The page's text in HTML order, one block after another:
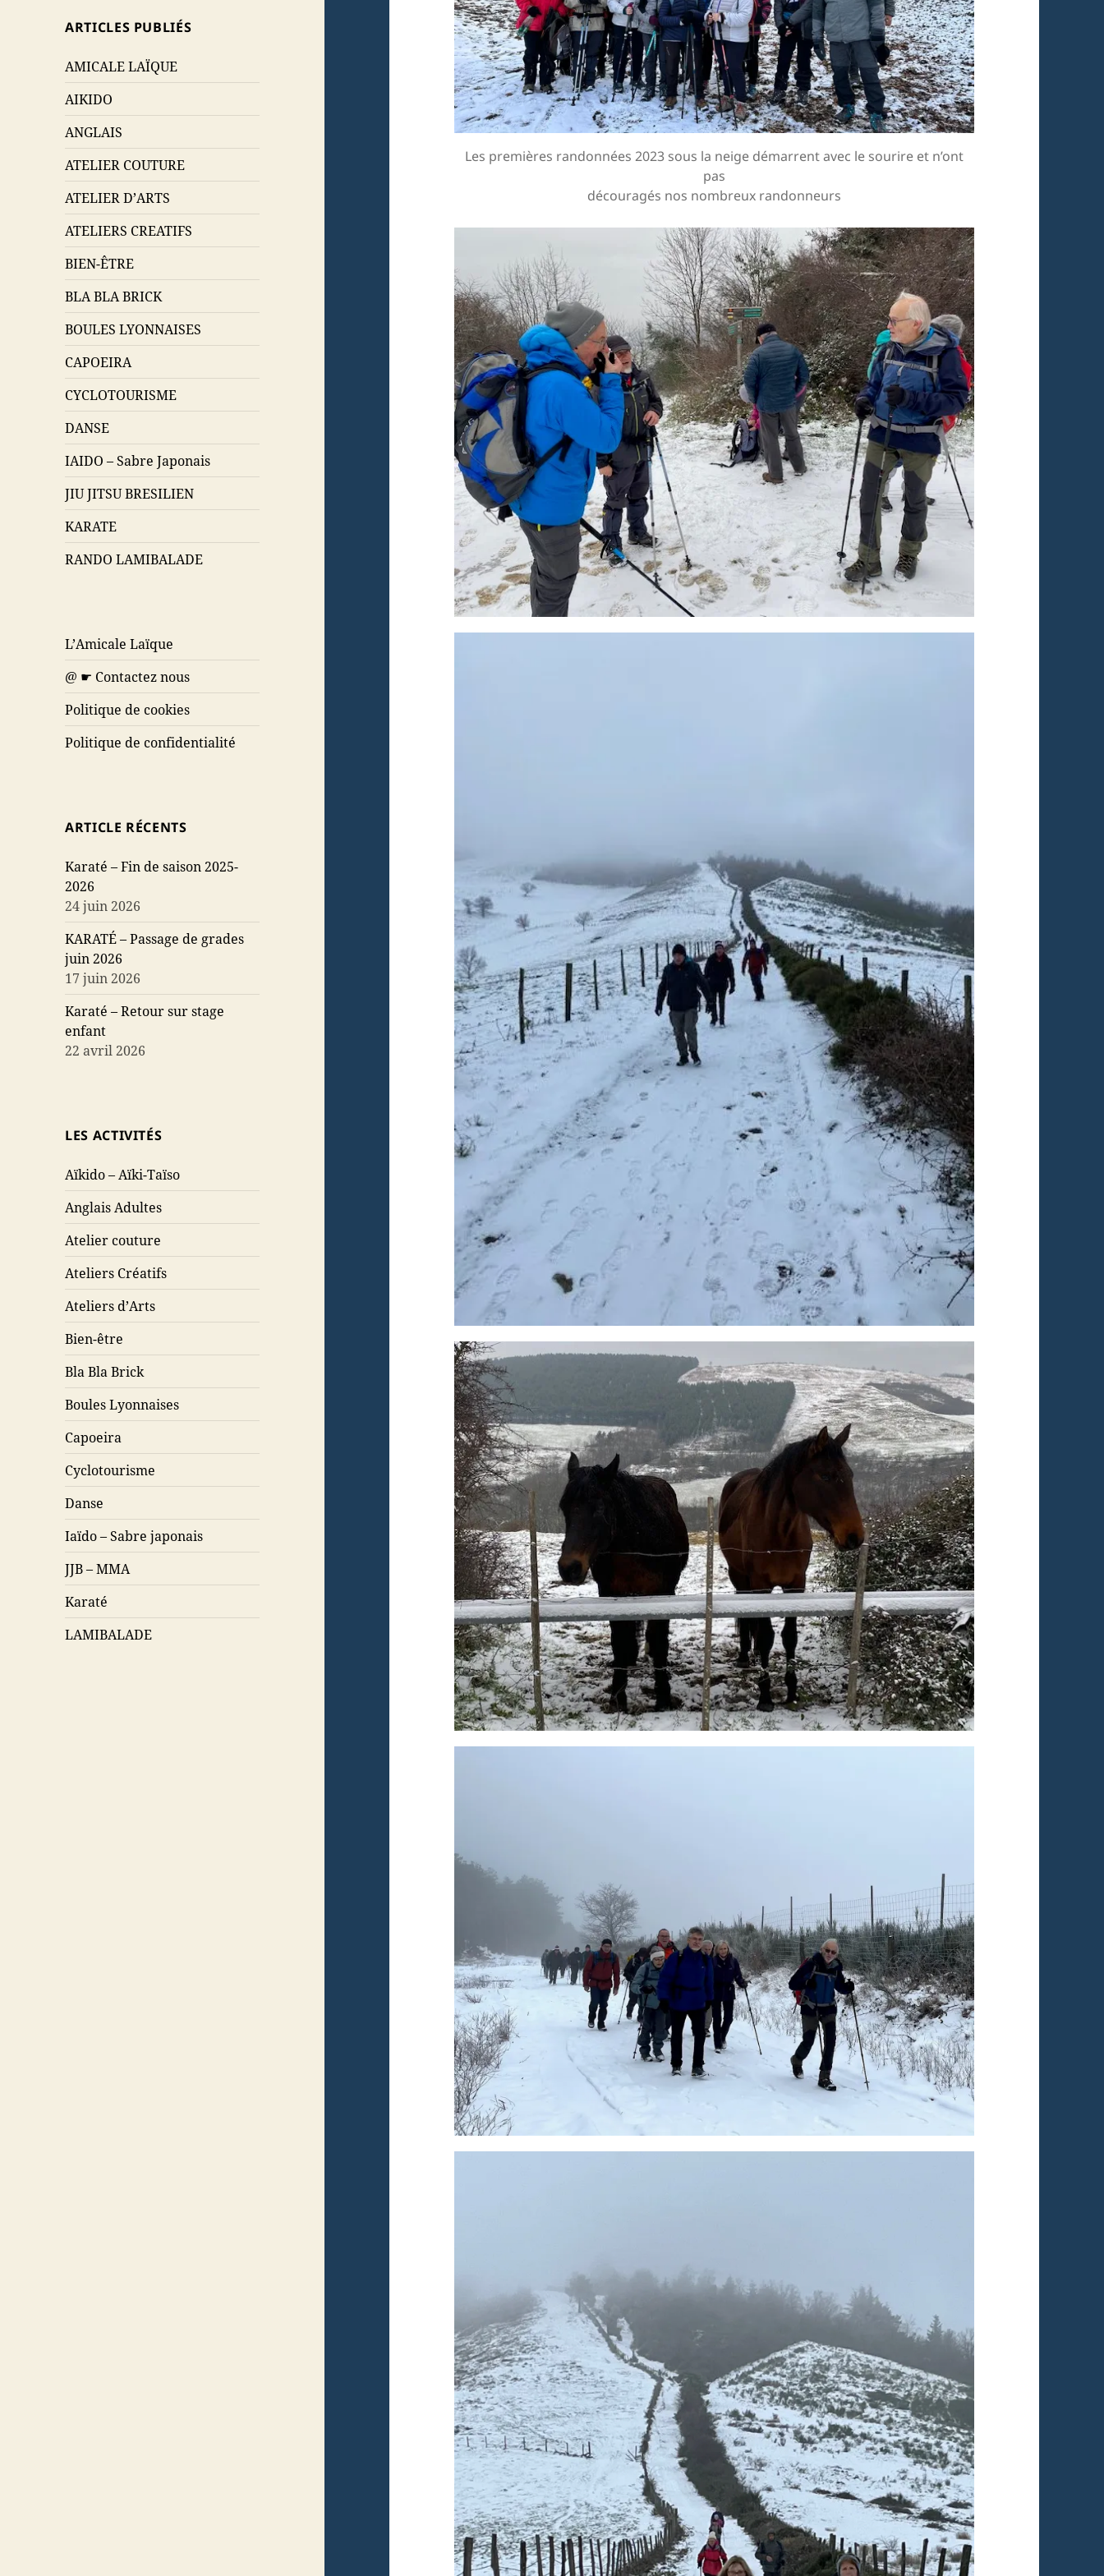
ARTICLES PUBLIÉS
AMICALE LAÏQUE
AIKIDO
ANGLAIS
ATELIER COUTURE
ATELIER D’ARTS
ATELIERS CREATIFS
BIEN-ÊTRE
BLA BLA BRICK
BOULES LYONNAISES
CAPOEIRA
CYCLOTOURISME
DANSE
IAIDO – Sabre Japonais
JIU JITSU BRESILIEN
KARATE
RANDO LAMIBALADE
L’Amicale Laïque
@ ☛ Contactez nous
Politique de cookies
Politique de confidentialité
ARTICLE RÉCENTS
Karaté – Fin de saison 2025-
2026
24 juin 2026
KARATÉ – Passage de grades
juin 2026
17 juin 2026
Karaté – Retour sur stage
enfant
22 avril 2026
LES ACTIVITÉS
Aïkido – Aïki-Taïso
Anglais Adultes
Atelier couture
Ateliers Créatifs
Ateliers d’Arts
Bien-être
Bla Bla Brick
Boules Lyonnaises
Capoeira
Cyclotourisme
Danse
Iaïdo – Sabre japonais
JJB – MMA
Karaté
LAMIBALADE
Les premières randonnées 2023 sous la neige démarrent avec le sourire et n’ont
pas
découragés nos nombreux randonneurs